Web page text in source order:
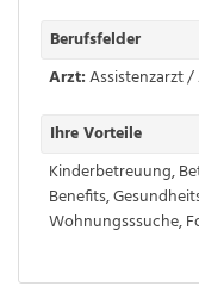
Berufsfelder
Arzt:Assistenzarzt
Ihre Vorteile
Kinderbetreuung,
Benefits,
Wohnungsssuche,